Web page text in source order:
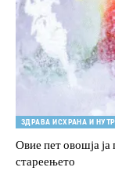
ЗДРАВА ИСХРАНА И
Овие пет овошја ја
стареењето